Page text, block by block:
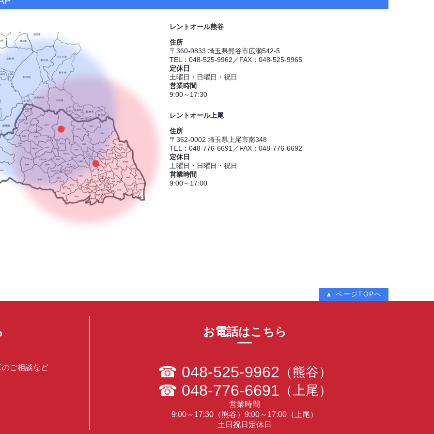
レントオール熊谷
住所
〒360-0833 埼玉県熊谷市広瀬542-5
TEL：048-525-9962／FAX：048-525-9965
定休日
土曜日・日曜日・祝日
営業時間
9:00～17:30
レントオール上尾
住所
〒362-0002 埼玉県上尾市南348
TEL：048-776-6691／FAX：048-776-6692
定休日
土曜日・日曜日・祝日
営業時間
9:00～17:00
▲ ページTOPへ
ご相談など
お電話はこちら
☎ 048-525-9962 （熊谷）
☎ 048-776-6691 （上尾）
営業時間
9:00～17:30（熊谷）9:00～17:00（上尾）
土日祝日定休日